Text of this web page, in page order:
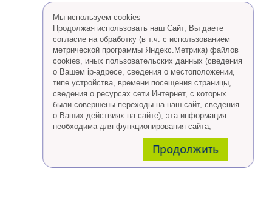
Мы используем cookies
Продолжая использовать наш Сайт, Вы даете
согласие на обработку (в т.ч. с использованием
метрической программы Яндекс.Метрика) файлов
cookies, иных пользовательских данных (сведения
о Вашем ip-адресе, сведения о местоположении,
типе устройства, времени посещения страницы,
сведения о ресурсах сети Интернет, с которых
были совершены переходы на наш сайт, сведения
о Ваших действиях на сайте), эта информация
необходима для функционирования сайта,
проведения ретаргетинга, а также статистических
Eсли Вы согласны, продолжайте пользоваться
сайтом, если Вы не хотите, чтобы Ваши данные
Продолжить